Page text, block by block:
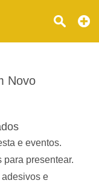
Novo
e eventos.
presentear.
adesivos e